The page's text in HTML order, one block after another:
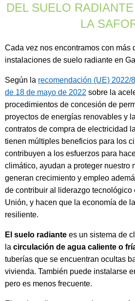
e
s
:
DEL SUELO
LA
Cada vez nos encontramos con más
instalaciones de suelo radiante en
Según la recomendación (UE) 2022/
de 18 de mayo de 2022 sobre la
procedimientos de concesión de
proyectos de energías renovables y
contratos de compra de electricidad
tienen múltiples beneficios para los
contribuyen a los esfuerzos para
climático, ayudan a proteger nuestro
generan crecimiento y empleo
de contribuir al liderazgo tecnológico
Unión, y hacen que la economía de
resiliente.
El suelo radiante es un sistema de
la circulación de agua caliente o
tuberías que se encuentran ocultas
vivienda. También puede instalarse
pero es menos frecuente.